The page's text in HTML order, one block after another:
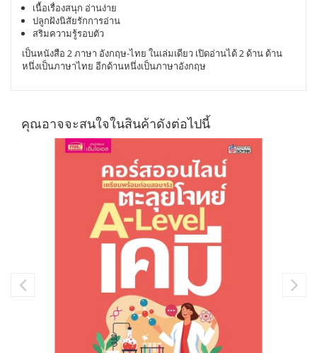
เนื้อเรื่องสนุก อ่านง่าย
ปลูกฝังนิสัยรักการอ่าน
สริมความรู้รอบตัว
เป็นหนังสือ 2 ภาษา อังกฤษ-ไทย ในเล่มเดียว เปิดอ่านได้ 2 ด้าน ด้าน
หนึ่งเป็นภาษาไทย อีกด้านหนึ่งเป็นภาษาอังกฤษ
คุณอาจจะสนใจในสินค้าดังต่อไปนี้